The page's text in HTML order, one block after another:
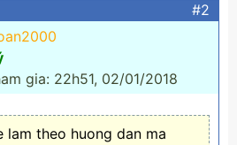
#2
gia: 22h51, 02/01/2018
lam theo huong dan ma